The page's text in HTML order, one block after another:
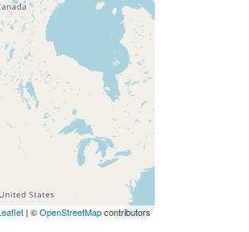
| ©OpenStreetMapcontributors